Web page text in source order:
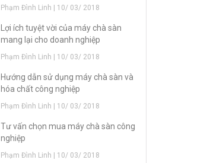
Phạm Đình Linh | 10/ 03/ 2018
Lợi ích tuyệt vời của máy chà sàn
mang lại cho doanh nghiệp
Phạm Đình Linh | 10/ 03/ 2018
Hướng dẫn sử dụng máy chà sàn và
hóa chất công nghiệp
Phạm Đình Linh | 10/ 03/ 2018
Tư vấn chọn mua máy chà sàn công
nghiệp
Phạm Đình Linh | 10/ 03/ 2018